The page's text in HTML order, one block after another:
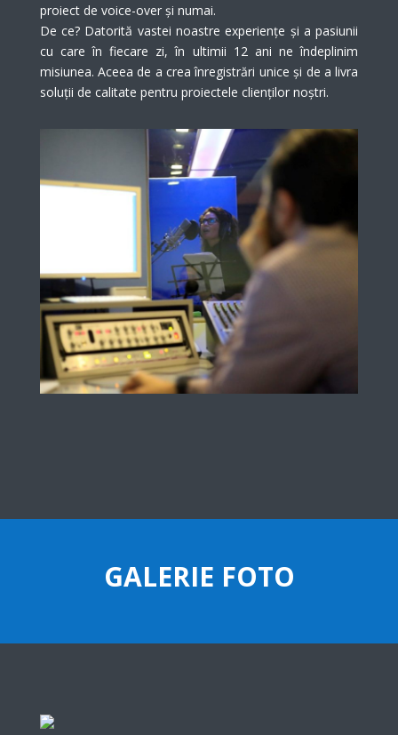
proiect de voice-over și numai.
De ce? Datorită vastei noastre experiențe și a pasiunii
cu care în fiecare zi, în ultimii 12 ani ne îndeplinim
misiunea. Aceea de a crea înregistrări unice și de a livra
soluții de calitate pentru proiectele clienților noștri.
GALERIE FOTO